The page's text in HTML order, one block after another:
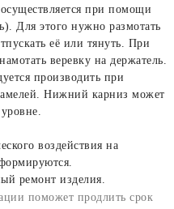
при помощи
Для этого нужно размотать
её или тянуть. При
веревку на держатель.
производить при
Нижний карниз может
воздействия на
ремонт изделия.
поможет продлить срок